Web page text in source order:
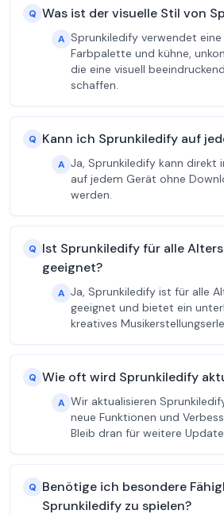
Q Was ist der visuelle Stil von
A Sprunkiledify verwendet
Farbpalette und kühne,
die eine visuell
schaffen.
Q Kann ich Sprunkiledify auf
A Ja, Sprunkiledify kann direkt
auf jedem Gerät ohne
werden.
Q Ist Sprunkiledify für alle
geeignet?
A Ja, Sprunkiledify ist für alle
geeignet und bietet ein
kreatives
Q Wie oft wird Sprunkiledify
A Wir aktualisieren
neue Funktionen und
Bleib dran für weitere
Q Benötige ich besondere
Sprunkiledify zu spielen?